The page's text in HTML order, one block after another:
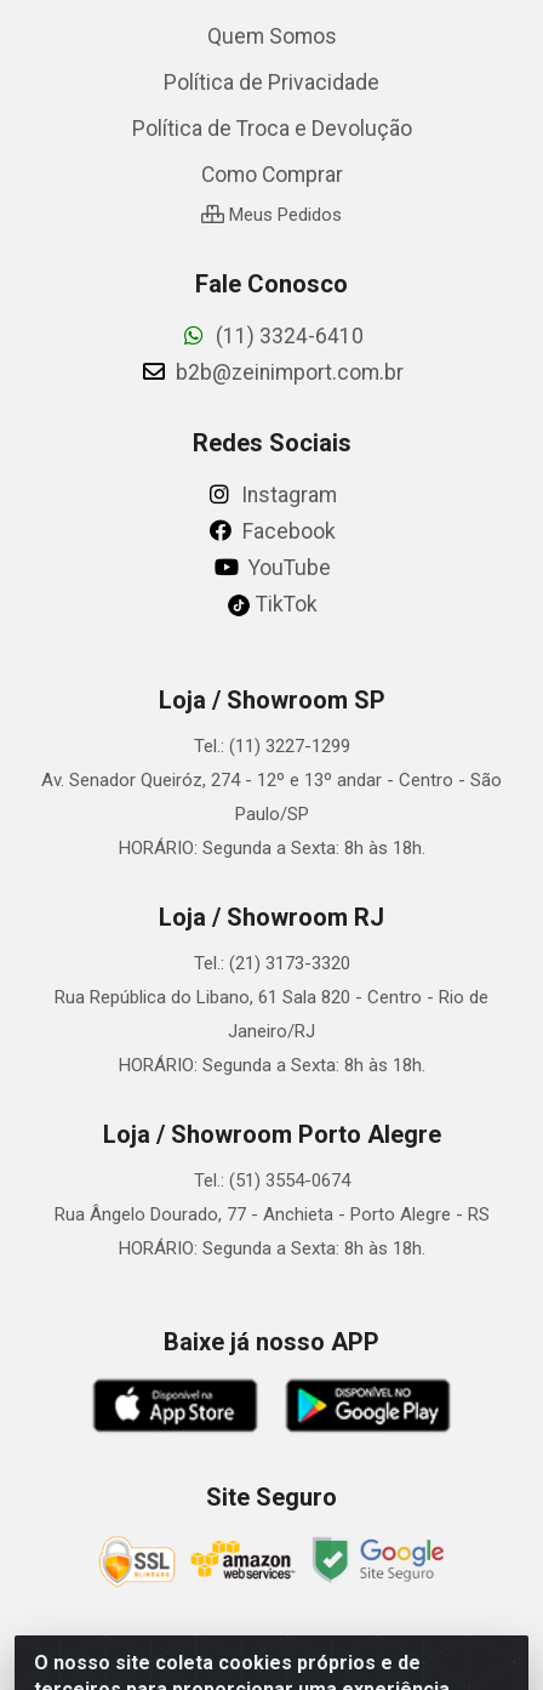
O nosso site coleta cookies próprios e de
Quem Somos
Política de Privacidade
Política de Troca e Devolução
Como Comprar
Meus Pedidos
Fale Conosco
(11) 3324-6410
b2b@zeinimport.com.br
Redes Sociais
Instagram
Facebook
YouTube
TikTok
Loja / Showroom SP
Tel.: (11) 3227-1299
Av. Senador Queiróz, 274 - 12º e 13º andar - Centro - São
Paulo/SP
HORÁRIO: Segunda a Sexta: 8h às 18h.
Loja / Showroom RJ
Tel.: (21) 3173-3320
Rua República do Libano, 61 Sala 820 - Centro - Rio de
Janeiro/RJ
HORÁRIO: Segunda a Sexta: 8h às 18h.
Loja / Showroom Porto Alegre
Tel.: (51) 3554-0674
Rua Ângelo Dourado, 77 - Anchieta - Porto Alegre - RS
HORÁRIO: Segunda a Sexta: 8h às 18h.
Baixe já nosso APP
Site Seguro
Zein Importação e Comércio LTDA - Av. Senador Queiróz, 274